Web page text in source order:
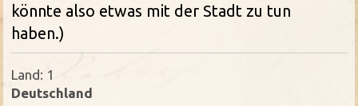
könnte also etwas mit der Stadt zu tun
haben.)
Land: 1
Deutschland